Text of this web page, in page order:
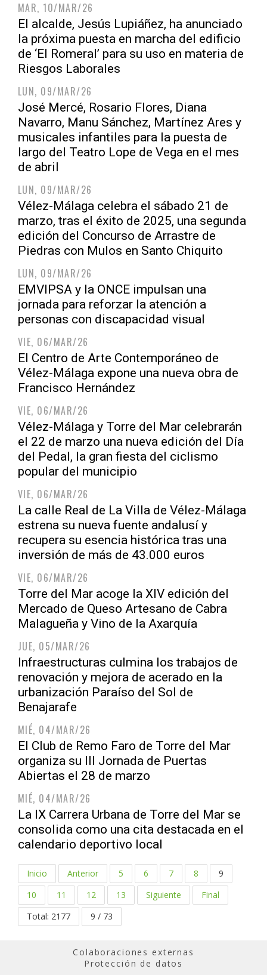
MAR, 10/MAR/26
El alcalde, Jesús Lupiáñez, ha anunciado
la próxima puesta en marcha del edificio
de ‘El Romeral’ para su uso en materia de
Riesgos Laborales
LUN, 09/MAR/26
José Mercé, Rosario Flores, Diana
Navarro, Manu Sánchez, Martínez Ares y
musicales infantiles para la puesta de
largo del Teatro Lope de Vega en el mes
de abril
LUN, 09/MAR/26
Vélez-Málaga celebra el sábado 21 de
marzo, tras el éxito de 2025, una segunda
edición del Concurso de Arrastre de
Piedras con Mulos en Santo Chiquito
LUN, 09/MAR/26
EMVIPSA y la ONCE impulsan una
jornada para reforzar la atención a
personas con discapacidad visual
VIE, 06/MAR/26
El Centro de Arte Contemporáneo de
Vélez-Málaga expone una nueva obra de
Francisco Hernández
VIE, 06/MAR/26
Vélez-Málaga y Torre del Mar celebrarán
el 22 de marzo una nueva edición del Día
del Pedal, la gran fiesta del ciclismo
popular del municipio
VIE, 06/MAR/26
La calle Real de La Villa de Vélez-Málaga
estrena su nueva fuente andalusí y
recupera su esencia histórica tras una
inversión de más de 43.000 euros
VIE, 06/MAR/26
Torre del Mar acoge la XIV edición del
Mercado de Queso Artesano de Cabra
Malagueña y Vino de la Axarquía
JUE, 05/MAR/26
Infraestructuras culmina los trabajos de
renovación y mejora de acerado en la
urbanización Paraíso del Sol de
Benajarafe
MIÉ, 04/MAR/26
El Club de Remo Faro de Torre del Mar
organiza su III Jornada de Puertas
Abiertas el 28 de marzo
MIÉ, 04/MAR/26
La IX Carrera Urbana de Torre del Mar se
consolida como una cita destacada en el
calendario deportivo local
Inicio Anterior 5 6 7 8
9
10
11 12 13 Siguiente
Final
Total: 2177
9 / 73
Colaboraciones externas
Protección de datos